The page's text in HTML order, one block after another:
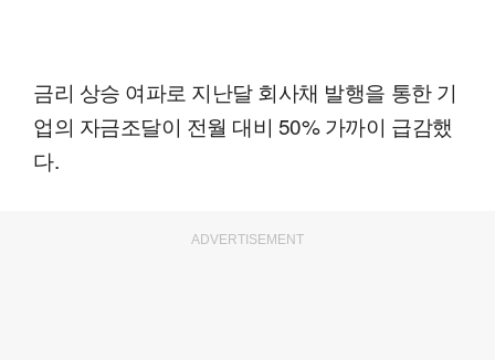
금리 상승 여파로 지난달 회사채 발행을 통한 기
업의 자금조달이 전월 대비 50% 가까이 급감했
다.
ADVERTISEMENT